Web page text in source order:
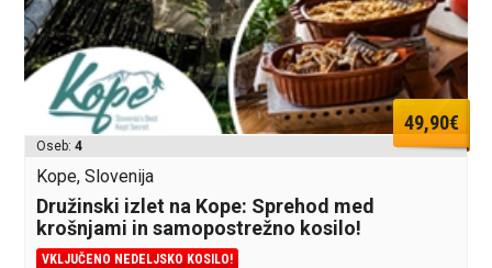
49,90€
Oseb:4
Kope, Slovenija
Družinski izlet na Kope: Sprehod med
krošnjami in samopostrežno kosilo!
VKLJUČENO NEDELJSKO KOSILO!